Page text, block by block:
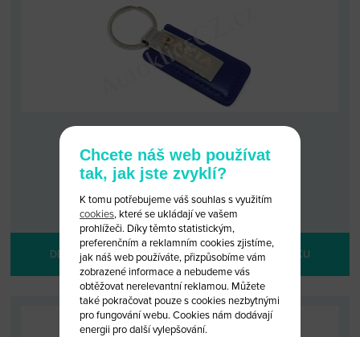
KÓD: DAC_PR24
VELKOOBCHODNÍ CENA:PO PŘIHLÁŠENÍ
DETAIL PRODUKTU PŘIDAT DO KOŠÍKU
Chcete náš web používat
tak, jak jste zvyklí?
K tomu potřebujeme váš souhlas s využitím
cookies, které se ukládají ve vašem
prohlížeči. Díky těmto statistickým,
preferenčním a reklamním cookies zjistíme,
jak náš web používáte, přizpůsobíme vám
zobrazené informace a nebudeme vás
obtěžovat nerelevantní reklamou. Můžete
také pokračovat pouze s cookies nezbytnými
pro fungování webu. Cookies nám dodávají
energii pro další vylepšování.